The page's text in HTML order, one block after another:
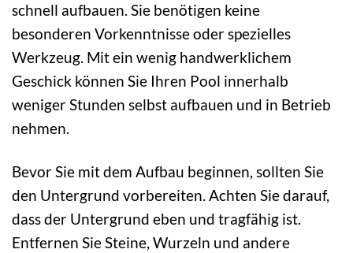
schnell aufbauen. Sie benötigen keine
besonderen Vorkenntnisse oder spezielles
Werkzeug. Mit ein wenig handwerklichem
Geschick können Sie Ihren Pool innerhalb
weniger Stunden selbst aufbauen und in Betrieb
nehmen.
Bevor Sie mit dem Aufbau beginnen, sollten Sie
den Untergrund vorbereiten. Achten Sie darauf,
dass der Untergrund eben und tragfähig ist.
Entfernen Sie Steine, Wurzeln und andere